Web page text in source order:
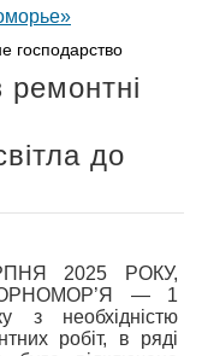
господарство
ремонтні
до
2025 РОКУ,
— 1
з необхідністю
робіт, в ряді